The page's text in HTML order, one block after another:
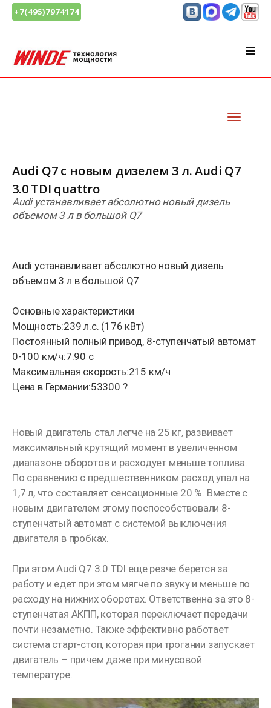
+7(495)7974174
Audi Q7 с новым дизелем 3 л. Audi Q7
3.0 TDI quattro
Audi устанавливает абсолютно новый дизель
объемом 3 л в большой Q7
Audi устанавливает абсолютно новый дизель
объемом 3 л в большой Q7
Основные характеристики
Мощность:239 л.с. (176 кВт)
Постоянный полный привод, 8-ступенчатый автомат
0-100 км/ч:7.90 с
Максимальная скорость:215 км/ч
Цена в Германии:53300 ?
Новый двигатель стал легче на 25 кг, развивает
максимальный крутящий момент в увеличенном
диапазоне оборотов и расходует меньше топлива.
По сравнению с предшественником расход упал на
1,7 л, что составляет сенсационные 20 %. Вместе с
новым двигателем этому поспособствовали 8-
ступенчатый автомат с системой выключения
двигателя в пробках.
При этом Audi Q7 3.0 TDI еще резче берется за
работу и едет при этом мягче по звуку и меньше по
расходу на нижних оборотах. Ответственна за это 8-
ступенчатая АКПП, которая переключает передачи
почти незаметно. Также эффективно работает
система старт-стоп, которая при трогании запускает
двигатель – причем даже при минусовой
температуре.